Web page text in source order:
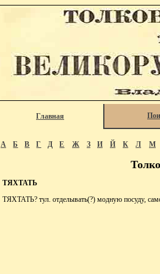
Главная
А Б В Г Д Е Ж З И Й К Л М
ТЯХТАТЬ
ТЯХТАТЬ? тул. отделывать(?) модную посуду,